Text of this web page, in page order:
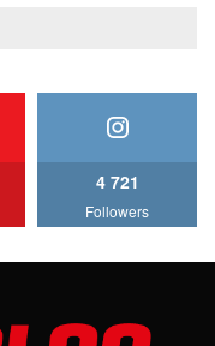
facelift (S 580
AutoBlog.MD
4 721
Followers